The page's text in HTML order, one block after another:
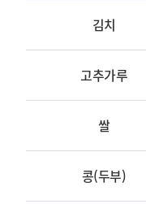
김치
고추가루
쌀
콩(두부)